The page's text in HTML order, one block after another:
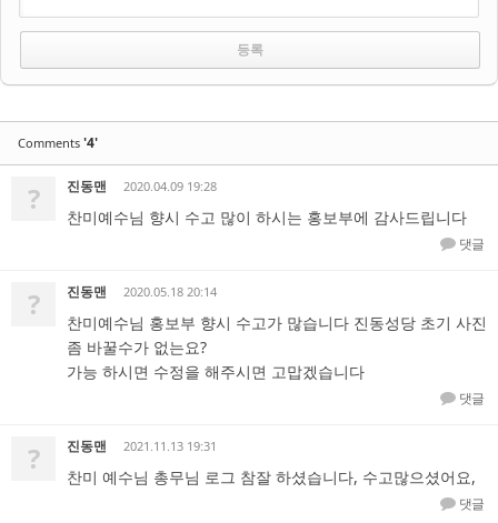
Comments '4'
? 진동맨 2020.04.09 19:28
찬미예수님 향시 수고 많이 하시는 홍보부에 감사드립니다
댓글
? 진동맨 2020.05.18 20:14
찬미예수님 홍보부 향시 수고가 많습니다 진동성당 초기 사진
좀 바꿀수가 없는요?
가능 하시면 수정을 해주시면 고맙겠습니다
댓글
? 진동맨 2021.11.13 19:31
찬미 예수님 총무님 로그 참잘 하셨습니다, 수고많으셨어요,
댓글